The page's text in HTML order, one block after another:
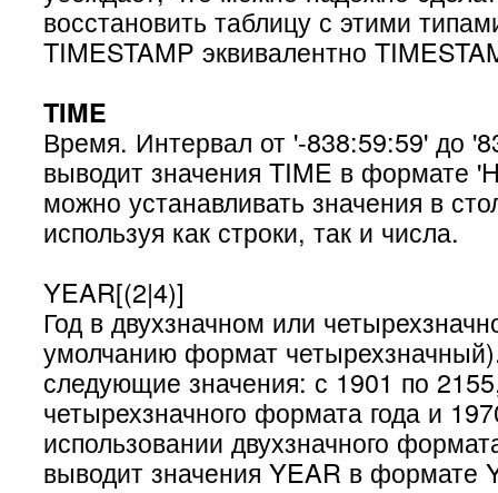
восстановить таблицу с этими
TIMESTAMP эквивалентно
TIME
Время. Интервал от '-838:59:59' до
выводит значения TIME в формате
можно устанавливать значения в
используя как строки, так и числа.
YEAR[(2|4)]
Год в двухзначном или
умолчанию формат
следующие значения: с 1901 по
четырехзначного формата года и
использовании двухзначного
выводит значения YEAR в формате